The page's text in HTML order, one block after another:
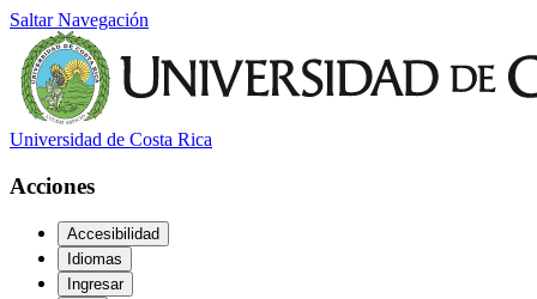
Saltar Navegación
Universidad de Costa Rica
Acciones
Accesibilidad
Idiomas
Ingresar